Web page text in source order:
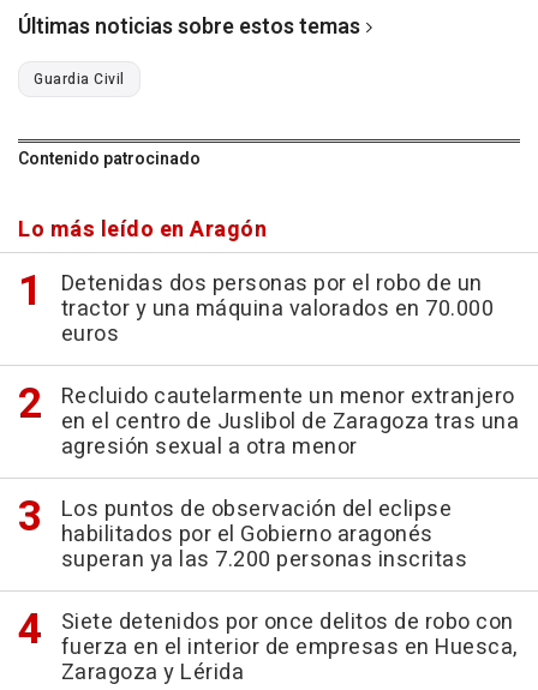
Últimas noticias sobre estos temas
Guardia Civil
Contenido patrocinado
Lo más leído en Aragón
Detenidas dos personas por el robo de un
tractor y una máquina valorados en 70.000
euros
Recluido cautelarmente un menor extranjero
en el centro de Juslibol de Zaragoza tras una
agresión sexual a otra menor
Los puntos de observación del eclipse
habilitados por el Gobierno aragonés
superan ya las 7.200 personas inscritas
Siete detenidos por once delitos de robo con
fuerza en el interior de empresas en Huesca,
Zaragoza y Lérida